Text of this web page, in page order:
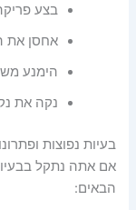
בצע
אחסן את
הימנע
נקה את
בעיות נפוצות
אם אתה נתקל
הבאים: